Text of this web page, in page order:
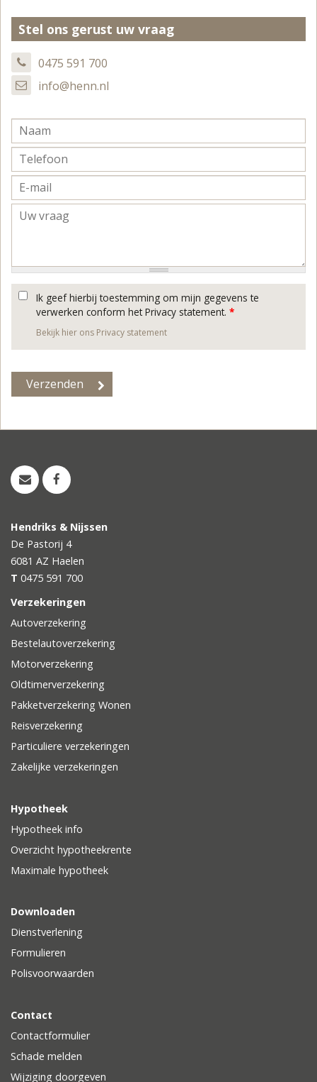
Stel ons gerust uw vraag
0475 591 700
info@henn.nl
Ik geef hierbij toestemming om mijn gegevens te
verwerken conform het Privacy statement. *
Bekijk hier ons Privacy statement
Hendriks & Nijssen
De Pastorij 4
6081 AZ Haelen
T 0475 591 700
Verzekeringen
Autoverzekering
Bestelautoverzekering
Motorverzekering
Oldtimerverzekering
Pakketverzekering Wonen
Reisverzekering
Particuliere verzekeringen
Zakelijke verzekeringen
Hypotheek
Hypotheek info
Overzicht hypotheekrente
Maximale hypotheek
Downloaden
Dienstverlening
Formulieren
Polisvoorwaarden
Contact
Contactformulier
Schade melden
Wijziging doorgeven